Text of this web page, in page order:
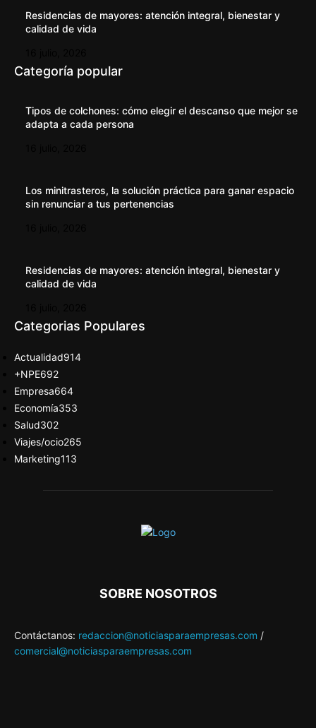
Residencias de mayores: atención integral, bienestar y
calidad de vida
Categoría popular
Tipos de colchones: cómo elegir el descanso que mejor se
adapta a cada persona
Los minitrasteros, la solución práctica para ganar espacio
sin renunciar a tus pertenencias
Residencias de mayores: atención integral, bienestar y
calidad de vida
Categorias Populares
Actualidad914
+NPE692
Empresa664
Economía353
Salud302
Viajes/ocio265
Marketing113
SOBRE NOSOTROS
Contáctanos: redaccion@noticiasparaempresas.com /
comercial@noticiasparaempresas.com